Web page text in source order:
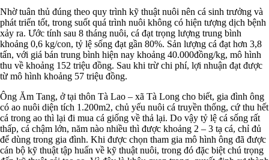
Nhờ tuân thủ đúng theo quy trình kỹ thuật nuôi nên cá sinh trưởng và
phát triển tốt, trong suốt quá trình nuôi không có hiện tượng dịch bệnh
xảy ra. Ước tính sau 8 tháng nuôi, cá đạt trọng lượng trung bình
khoảng 0,6 kg/con, tỷ lệ sống đạt gần 80%. Sản lượng cá đạt hơn 3,8
tấn, với giá bán trung bình hiện nay khoảng 40.000đồng/kg, mô hình
thu về khoảng 152 triệu đồng. Sau khi trừ chi phí, lợi nhuận đạt được
từ mô hình khoảng 57 triệu đồng.
Ông Ăm Tang, ở tại thôn Tà Lao – xã Tà Long cho biết, gia đình ông
có ao nuôi diện tích 1.200m2, chủ yếu nuôi cá truyền thống, cứ thu hết
cá trong ao thì lại đi mua cá giống về thả lại. Do vậy tỷ lệ cá sống rất
thấp, cá chậm lớn, năm nào nhiều thì được khoảng 2 – 3 tạ cá, chỉ đủ
để dùng trong gia đình. Khi được chọn tham gia mô hình ông đã được
cán bộ kỹ thuật tập huấn về kỹ thuật nuôi, trong đó đặc biệt chú trọng